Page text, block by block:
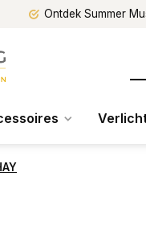
Ontdek Summer